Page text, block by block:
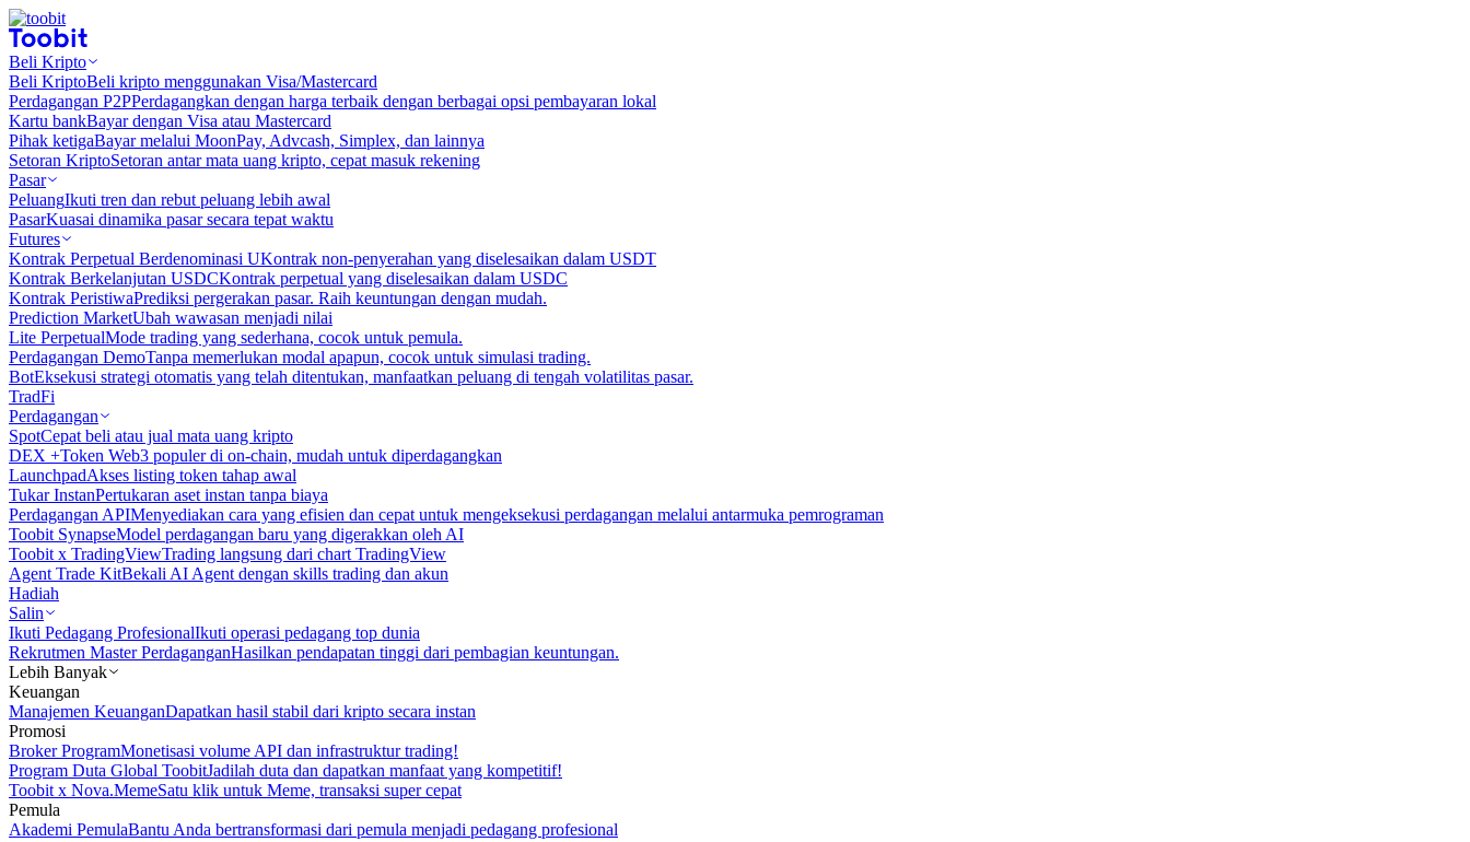
Beli Kripto
Beli KriptoBeli kripto menggunakan Visa/Mastercard
Perdagangan P2PPerdagangkan dengan harga terbaik dengan berbagai opsi pembayaran lokal
Kartu bankBayar dengan Visa atau Mastercard
Pihak ketigaBayar melalui MoonPay, Advcash, Simplex, dan lainnya
Setoran KriptoSetoran antar mata uang kripto, cepat masuk rekening
Pasar
PeluangIkuti tren dan rebut peluang lebih awal
PasarKuasai dinamika pasar secara tepat waktu
Futures
Kontrak Perpetual Berdenominasi UKontrak non-penyerahan yang diselesaikan dalam USDT
Kontrak Berkelanjutan USDCKontrak perpetual yang diselesaikan dalam USDC
Kontrak PeristiwaPrediksi pergerakan pasar. Raih keuntungan dengan mudah.
Prediction MarketUbah wawasan menjadi nilai
Lite PerpetualMode trading yang sederhana, cocok untuk pemula.
Perdagangan DemoTanpa memerlukan modal apapun, cocok untuk simulasi trading.
BotEksekusi strategi otomatis yang telah ditentukan, manfaatkan peluang di tengah volatilitas pasar.
TradFi
Perdagangan
SpotCepat beli atau jual mata uang kripto
DEX +Token Web3 populer di on-chain, mudah untuk diperdagangkan
LaunchpadAkses listing token tahap awal
Tukar InstanPertukaran aset instan tanpa biaya
Perdagangan APIMenyediakan cara yang efisien dan cepat untuk mengeksekusi perdagangan melalui antarmuka pemrograman
Toobit SynapseModel perdagangan baru yang digerakkan oleh AI
Toobit x TradingViewTrading langsung dari chart TradingView
Agent Trade KitBekali AI Agent dengan skills trading dan akun
Hadiah
Salin
Ikuti Pedagang ProfesionalIkuti operasi pedagang top dunia
Rekrutmen Master PerdaganganHasilkan pendapatan tinggi dari pembagian keuntungan.
Lebih Banyak
Keuangan
Manajemen KeuanganDapatkan hasil stabil dari kripto secara instan
Promosi
Broker ProgramMonetisasi volume API dan infrastruktur trading!
Program Duta Global ToobitJadilah duta dan dapatkan manfaat yang kompetitif!
Toobit x Nova.MemeSatu klik untuk Meme, transaksi super cepat
Pemula
Akademi PemulaBantu Anda bertransformasi dari pemula menjadi pedagang profesional